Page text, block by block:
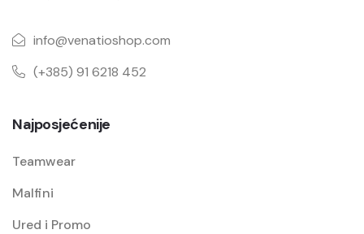
info@venatioshop.com
(+385) 91 6218 452
Najposjećenije
Teamwear
Malfini
Ured i Promo